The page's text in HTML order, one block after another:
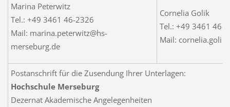
Marina Peterwitz
Tel.: +49 3461 46-2326
Mail: marina.peterwitz@hs-
merseburg.de
Cornelia Golik
Tel.: +49 3461 46-
Mail:
Postanschrift für die Zusendung Ihrer Unterlagen:
Hochschule Merseburg
Dezernat Akademische Angelegenheiten